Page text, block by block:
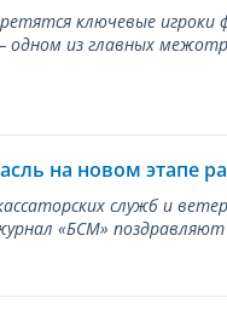
ключевые
одном из главных
на новом этапе
служб и
«БСМ» поздравляют